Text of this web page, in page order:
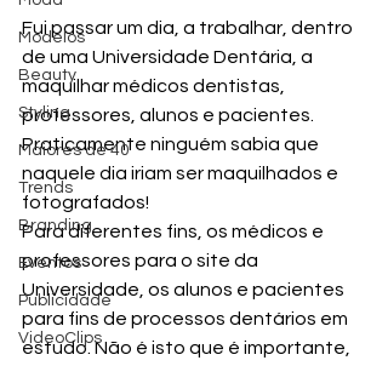
Modelos
Beauty
Styling
Maiores de 40
Trends
Branding
Eventos
Publicidade
VideoClips
Fui passar um dia, a trabalhar, dentro
de uma Universidade Dentária, a
maquilhar médicos dentistas,
professores, alunos e pacientes.
Praticamente ninguém sabia que
naquele dia iriam ser maquilhados e
fotografados!
Para diferentes fins, os médicos e
professores para o site da
Universidade, os alunos e pacientes
para fins de processos dentários em
estudo. Não é isto que é importante,